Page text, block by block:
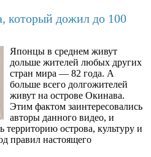
который дожил до 100
Японцы в среднем живут
дольше жителей любых других
стран мира — 82 года. А
больше всего долгожителей
живут на острове Окинава.
Этим фактом заинтересовались
авторы данного видео, и
территорию острова, культуру и
правил настоящего